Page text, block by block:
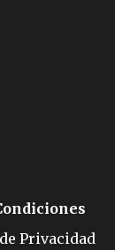
Privacidad